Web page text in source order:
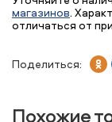
магазинов.
отличаться от
Поделиться:
Похожие